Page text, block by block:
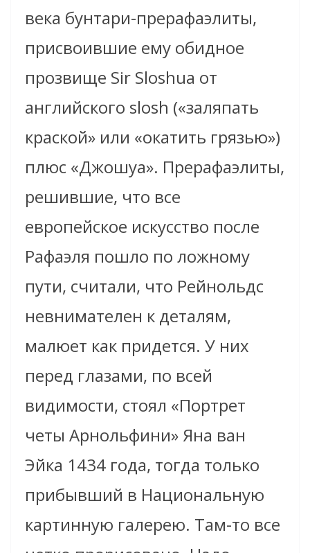
века бунтари-прерафаэлиты,
присвоившие ему обидное
прозвище Sir Sloshua от
английского slosh («заляпать
краской» или «окатить грязью»)
плюс «Джошуа». Прерафаэлиты,
решившие, что все
европейское искусство после
Рафаэля пошло по ложному
пути, считали, что Рейнольдс
невнимателен к деталям,
малюет как придется. У них
перед глазами, по всей
видимости, стоял «Портрет
четы Арнольфини» Яна ван
Эйка 1434 года, тогда только
прибывший в Национальную
картинную галерею. Там-то все